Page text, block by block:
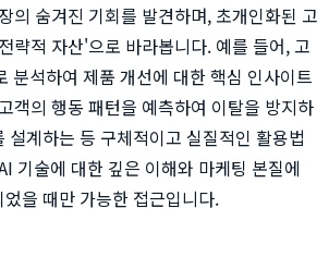
의 숨겨진 기회를 발견하며, 초개인화된 고
략적 자산'으로 바라봅니다. 예를 들어, 고
분석하여 제품 개선에 대한 핵심 인사이트
객의 행동 패턴을 예측하여 이탈을 방지하
설계하는 등 구체적이고 실질적인 활용법
기술에 대한 깊은 이해와 마케팅 본질에
을 때만 가능한 접근입니다.